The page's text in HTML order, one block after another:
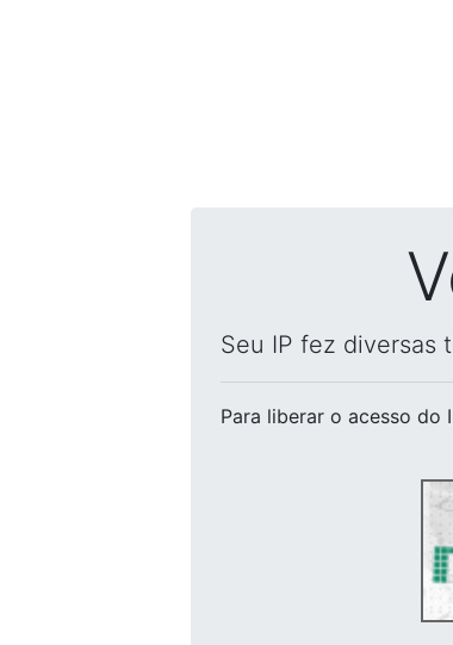
Seu IP fez diversas
Para liberar o acesso do